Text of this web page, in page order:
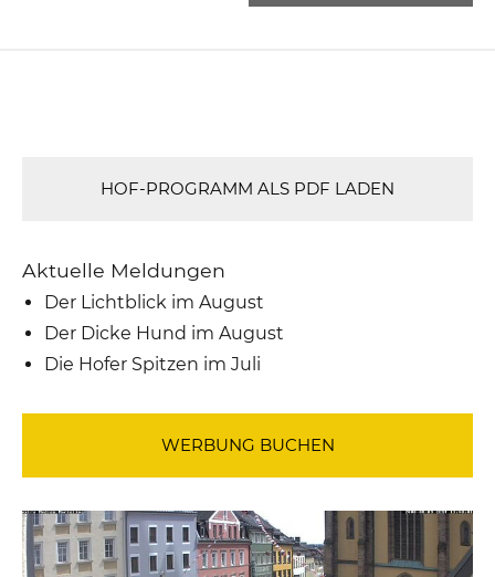
HOF-PROGRAMM ALS PDF LADEN
Aktuelle Meldungen
Der Lichtblick im August
Der Dicke Hund im August
Die Hofer Spitzen im Juli
WERBUNG BUCHEN